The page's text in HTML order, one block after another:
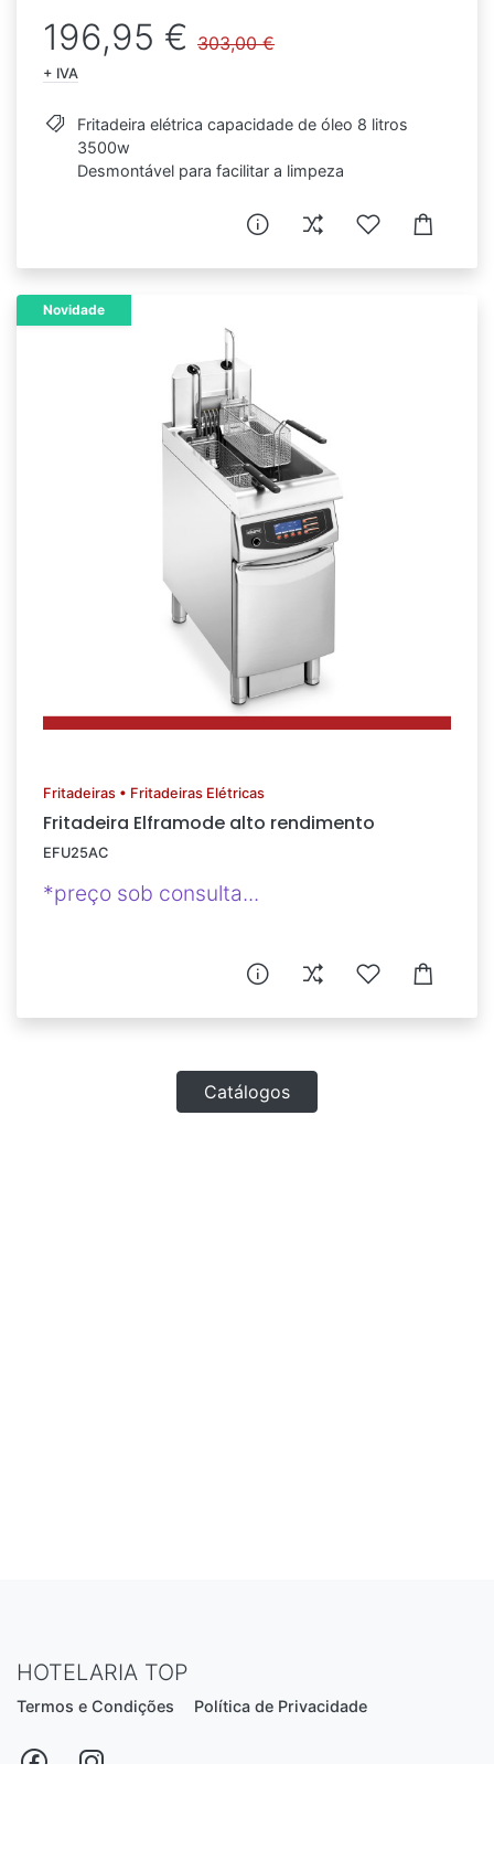
196,95 € 303,00 €
+ IVA
Fritadeira elétrica capacidade de óleo 8 litros
3500w
Desmontável para facilitar a limpeza
Novidade
Fritadeiras • Fritadeiras Elétricas
Fritadeira Elframode alto rendimento
EFU25AC
*preço sob consulta...
Catálogos
HOTELARIA TOP
Termos e Condições Política de Privacidade